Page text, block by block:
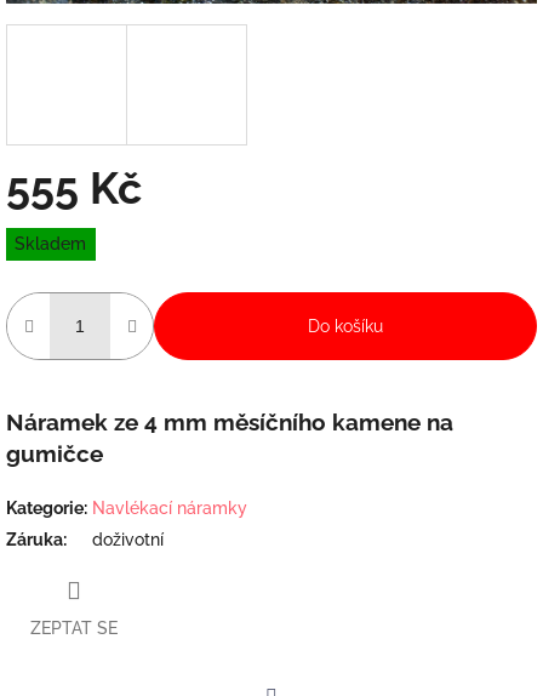
555 Kč
Měrná
cena:
Skladem
Do košíku
Náramek ze 4 mm měsíčního kamene na
gumičce
Kategorie: Navlékací náramky
Záruka: doživotní
ZEPTAT SE